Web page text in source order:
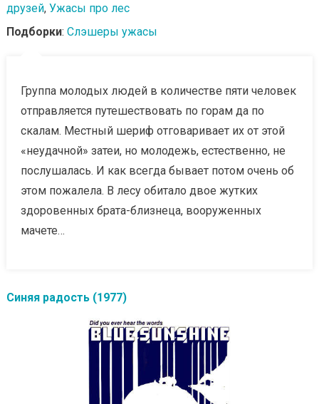
друзей, Ужасы про лес
Подборки: Слэшеры ужасы
Группа молодых людей в количестве пяти человек
отправляется путешествовать по горам да по
скалам. Местный шериф отговаривает их от этой
«неудачной» затеи, но молодежь, естественно, не
послушалась. И как всегда бывает потом очень об
этом пожалела. В лесу обитало двое жутких
здоровенных брата-близнеца, вооруженных
мачете…
Синяя радость (1977)